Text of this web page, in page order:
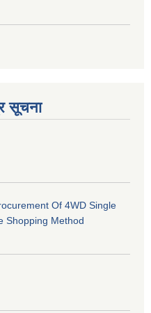
सूचना
Of 4WD Single
Shopping Method